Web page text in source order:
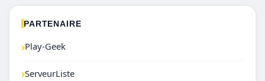
PARTENAIRE
›Play-Geek
›ServeurListe